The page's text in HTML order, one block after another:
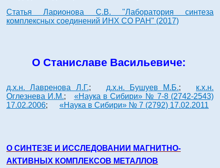
Статья Ларионова С.В. "Лаборатория синтеза
комплексных соединений ИНХ СО РАН" (2017)
О Станиславе Васильевиче:
д.х.н. Лавренова Л.Г.; д.х.н. Бушуев М.Б.; к.х.н.
Оглезнева И.М.; «Наука в Сибири» № 7-8 (2742-2543)
17.02.2006; «Наука в Сибири» № 7 (2792) 17.02.2011
О СИНТЕЗЕ И ИССЛЕДОВАНИИ МАГНИТНО-
АКТИВНЫХ КОМПЛЕКСОВ МЕТАЛЛОВ